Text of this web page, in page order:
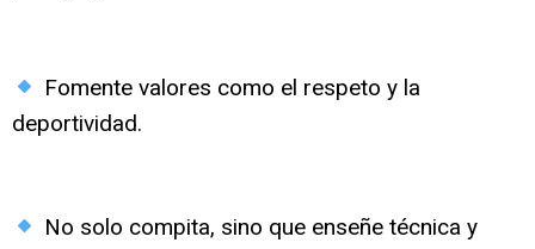
Fomente valores como el respeto y la
deportividad.
No solo compita, sino que enseñe técnica y